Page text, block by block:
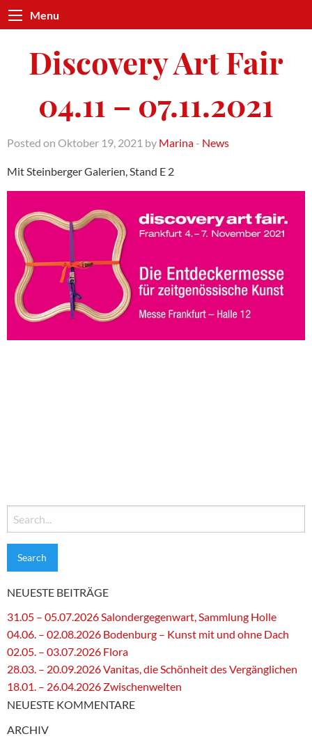
Menu
Discovery Art Fair
04.11 – 07.11.2021
Posted on Oktober 19, 2021 by Marina - News
Mit Steinberger Galerien, Stand E 2
Search
for:
NEUESTE BEITRÄGE
31.05 – 05.07.2026 Salondergegenwart, Sammlung Holle
04.06. – 02.08.2026 Bodenburg – Kunst mit und ohne Dach
02.05. – 03.07.2026 Flora
28.03. – 20.09.2026 Vanitas, die Schönheit des Vergänglichen
18.01. – 26.04.2026 Zwischenwelten
NEUESTE KOMMENTARE
ARCHIV